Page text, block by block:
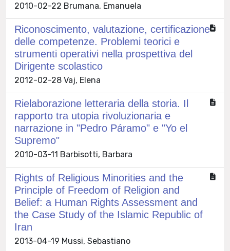
2010-02-22 Brumana, Emanuela
Riconoscimento, valutazione, certificazione
delle competenze. Problemi teorici e
strumenti operativi nella prospettiva del
Dirigente scolastico
2012-02-28 Vaj, Elena
Rielaborazione letteraria della storia. Il
rapporto tra utopia rivoluzionaria e
narrazione in "Pedro Páramo" e "Yo el
Supremo"
2010-03-11 Barbisotti, Barbara
Rights of Religious Minorities and the
Principle of Freedom of Religion and
Belief: a Human Rights Assessment and
the Case Study of the Islamic Republic of
Iran
2013-04-19 Mussi, Sebastiano